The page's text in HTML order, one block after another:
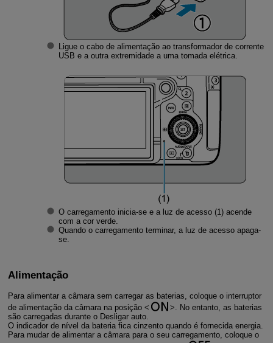
Ligue o cabo de alimentação ao transformador de corrente
USB e a outra extremidade a uma tomada elétrica.
O carregamento inicia-se e a luz de acesso (1) acende
com a cor verde.
Quando o carregamento terminar, a luz de acesso apaga-
se.
Alimentação
Para alimentar a câmara sem carregar as baterias, coloque o interruptor
de alimentação da câmara na posição
. No entanto, as baterias
são carregadas durante o Desligar auto.
O indicador de nível da bateria fica cinzento quando é fornecida energia.
Para mudar de alimentar a câmara para o seu carregamento, coloque o